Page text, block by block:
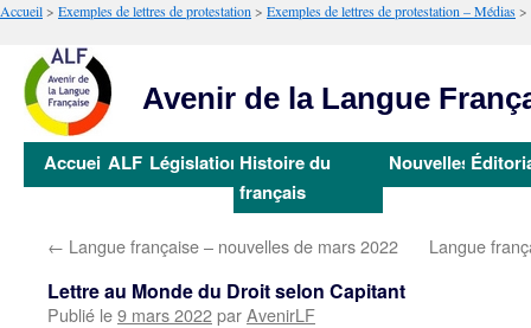
Accueil> Exemples de lettres de protestation > Exemples de lettres de protestation – Médias>
Avenir de la Langue
Aller
au
Accueil ALF Législation Histoire du
français
Nouvelles
← Langue française – nouvelles de mars 2022 Langue
Lettre au Monde du Droit selon Capitant
Publié le9 mars 2022parAvenirLF